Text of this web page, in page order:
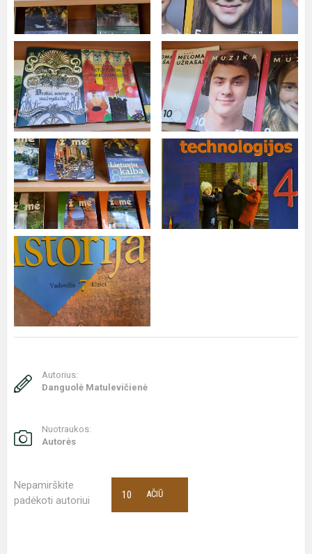
Autorius:
Danguolė Matulevičienė
Nuotraukos:
Autorės
Nepamirškite
padėkoti autoriui
AČIŪ
10